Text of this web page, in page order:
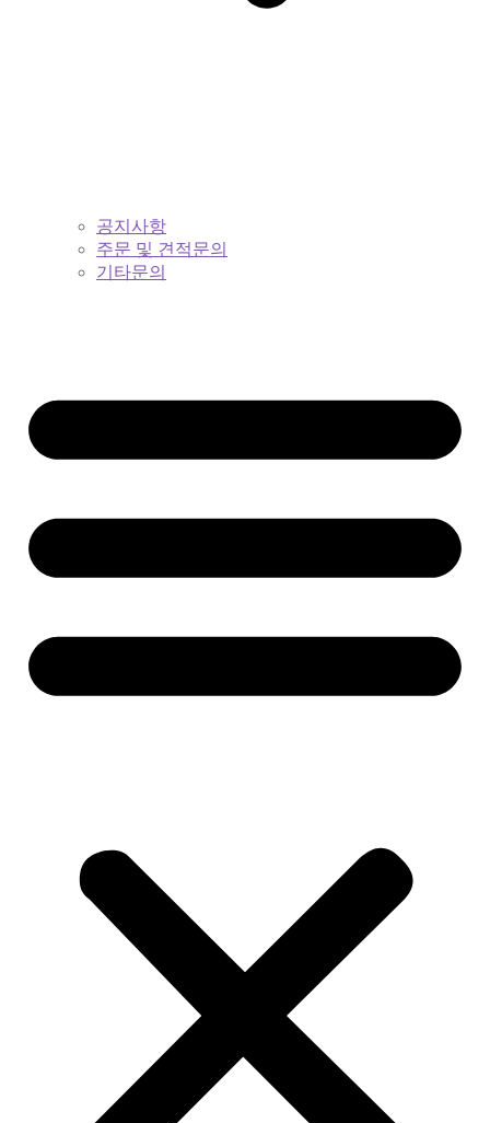
공지사항
주문 및 견적문의
기타문의